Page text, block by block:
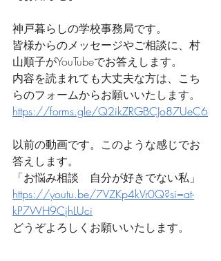
神戸暮らしの学校事務局です。
皆様からのメッセージやご相談に、村
山順子がYouTubeでお答えします。
内容を読まれても大丈夫な方は、こち
らのフォームからお願いいたします。
https://forms.gle/Q2ikZRGBCJo87UeC6
以前の動画です。このような感じでお
答えします。
「お悩み相談　自分が好きでない私」
https://youtu.be/7VZKp4kVr0Q?si=at-
kP7WH9CjhLUci
どうぞよろしくお願いいたします。